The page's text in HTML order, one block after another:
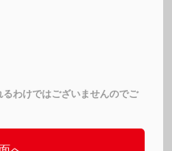
わけではございませんのでご